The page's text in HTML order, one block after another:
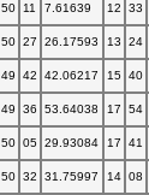
50 11 7.61639 12 33
50 27 26.17593 13 24
49 42 42.06217 15 40
49 36 53.64038 17 54
50 05 29.93084 17 41
50 32 31.75997 14 08